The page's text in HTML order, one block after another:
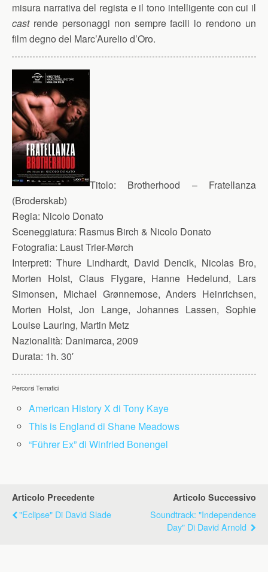
misura narrativa del regista e il tono intelligente con cui il
castrende personaggi non sempre facili lo rendono un
film degno del Marc’Aurelio d’Oro.
Titolo: Brotherhood – Fratellanza
(Broderskab)
Regia: Nicolo Donato
Sceneggiatura: Rasmus Birch & Nicolo Donato
Fotografia: Laust Trier-Mørch
Interpreti: Thure Lindhardt, David Dencik, Nicolas Bro,
Morten Holst, Claus Flygare, Hanne Hedelund, Lars
Simonsen, Michael Grønnemose, Anders Heinrichsen,
Morten Holst, Jon Lange, Johannes Lassen, Sophie
Louise Lauring, Martin Metz
Nazionalità: Danimarca, 2009
Durata: 1h. 30′
Percorsi Tematici
American History X di Tony Kaye
This is England di Shane Meadows
“Führer Ex” di Winfried Bonengel
Articolo Precedente
"Eclipse" Di David Slade
Articolo Successivo
Soundtrack: "Independence
Day" Di David Arnold